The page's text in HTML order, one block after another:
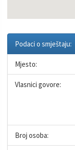
Podaci o smještaju:
Mjesto:
Vlasnici govore:
Broj osoba: